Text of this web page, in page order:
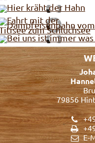
79856
E-